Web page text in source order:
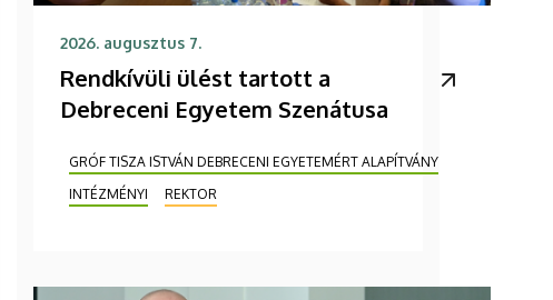
2026. augusztus 7.
Rendkívüli ülést tartott a
Debreceni Egyetem Szenátusa
GRÓF TISZA ISTVÁN DEBRECENI EGYETEMÉRT ALAPÍTVÁNY
INTÉZMÉNYI
REKTOR